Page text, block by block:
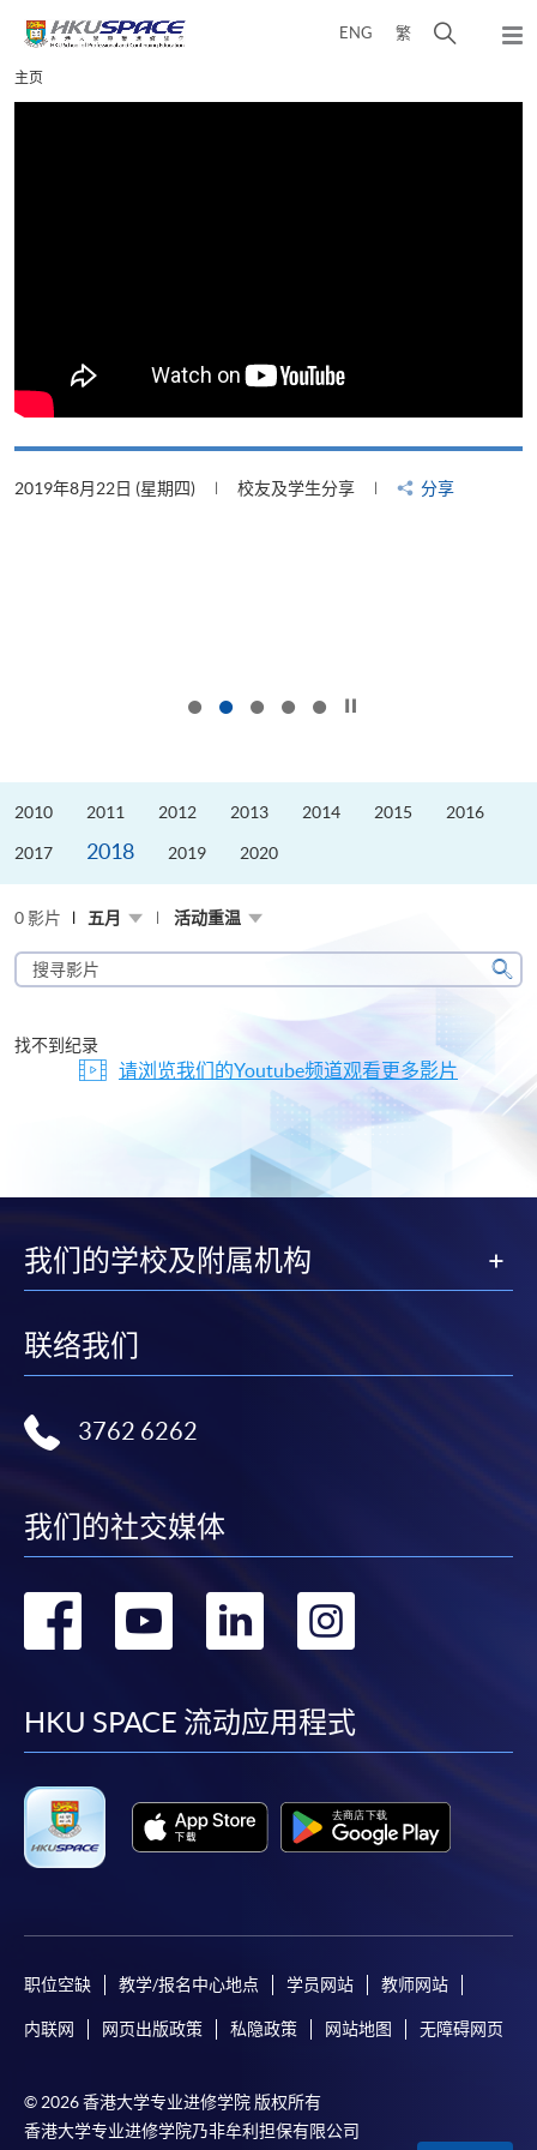
content
ENG 繁
弹
Main
content
主页
2019年8月22日 (星期四) 校友及学生分享 分享
2010 2011 2012 2013 2014 2015 2016
2017 2018 2019 2020
0 影片 五月 活动重温
搜
寻
片
搜
找不到纪录
请浏览我们的Youtube频道观看更多影片
我们的学校及附属机构
联络我们
3762 6262
我们的社交媒体
转
facebook
转
youtube
转
linkedin
转
HKU SPACE 流动应用程式
职位空缺 教学/报名中心地点 学员网站 教师网站
内联网 网页出版政策 私隐政策 网站地图 无障碍网页
© 2026 香港大学专业进修学院 版权所有
香港大学专业进修学院乃非牟利担保有限公司